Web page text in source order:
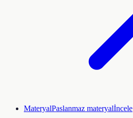
MateryalPaslanmaz materyalİncele